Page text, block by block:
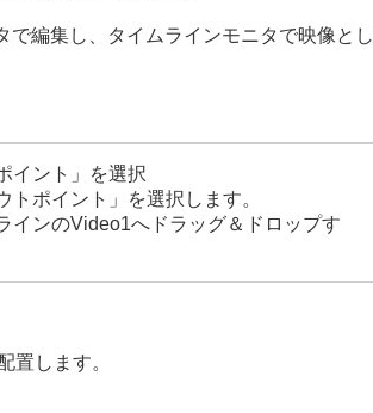
編集し、タイムラインモニタで映像とし
イント」を選択
ポイント」を選択します。
インのVideo1へドラッグ＆ドロップす
置します。